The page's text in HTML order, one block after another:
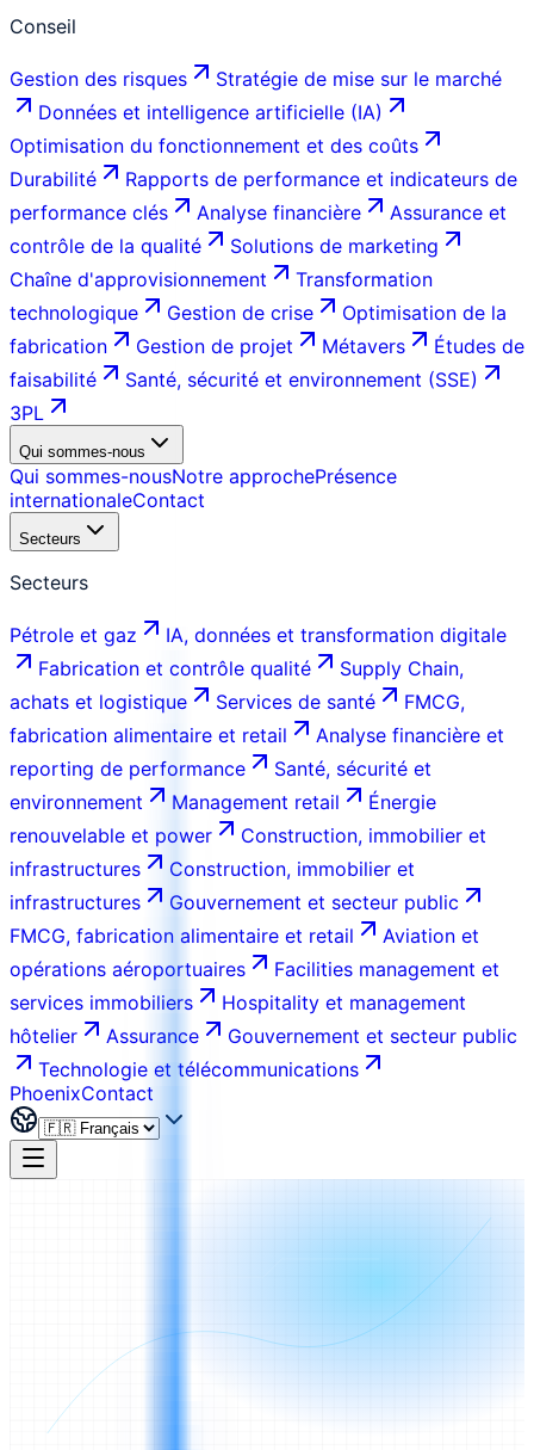
Conseil
Gestion des risques
Stratégie de mise sur le marché
Données et intelligence artificielle (IA)
Optimisation du fonctionnement et des coûts
Durabilité
Rapports de performance et indicateurs de
performance clés
Analyse financière
Assurance et
contrôle de la qualité
Solutions de marketing
Chaîne d'approvisionnement
Transformation
technologique
Gestion de crise
Optimisation de la
fabrication
Gestion de projet Métavers
Études de
faisabilité
Santé, sécurité et environnement (SSE)
3PL
Qui sommes-nous
Qui sommes-nousNotre approchePrésence
internationaleContact
Secteurs
Secteurs
Pétrole et gaz
IA, données et transformation digitale
Fabrication et contrôle qualité
Supply Chain,
achats et logistique
Services de santé
FMCG,
fabrication alimentaire et retail
Analyse financière et
reporting de performance
Santé, sécurité et
environnement
Management retail
Énergie
renouvelable et power
Construction, immobilier et
infrastructures
Construction, immobilier et
infrastructures
Gouvernement et secteur public
FMCG, fabrication alimentaire et retail
Aviation et
opérations aéroportuaires
Facilities management et
services immobiliers
Hospitality et management
hôtelier
Assurance
Gouvernement et secteur public
Technologie et télécommunications
PhoenixContact